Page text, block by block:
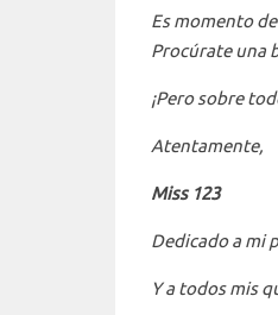
Es momento
Procúrate una
¡Pero sobre
Atentamente,
Miss 123
Dedicado a mi
Y a todos mis